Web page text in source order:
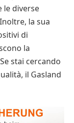
le diverse
la sua
di
la
stai cercando
il Gasland